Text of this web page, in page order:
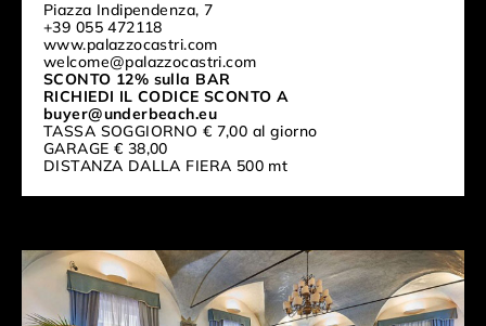
Piazza Indipendenza, 7
+39 055 472118
www.palazzocastri.com
welcome@palazzocastri.com
SCONTO 12% sulla BAR
RICHIEDI IL CODICE SCONTO A
buyer@underbeach.eu
TASSA SOGGIORNO € 7,00 al giorno
GARAGE € 38,00
DISTANZA DALLA FIERA 500 mt